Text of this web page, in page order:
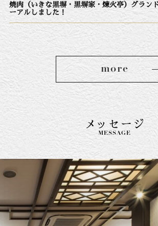
焼肉（いきな黒塀・黒塀家・煉火亭）グラン
ーアルしました！
more
メッセージ
MESSAGE